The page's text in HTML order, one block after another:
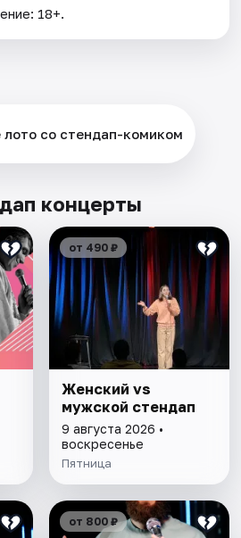
18+.
лото со стендап-комиком
концерты
от 490 ₽
Женский vs
мужской стендап
9 августа 2026 •
воскресенье
Пятница
от 800 ₽